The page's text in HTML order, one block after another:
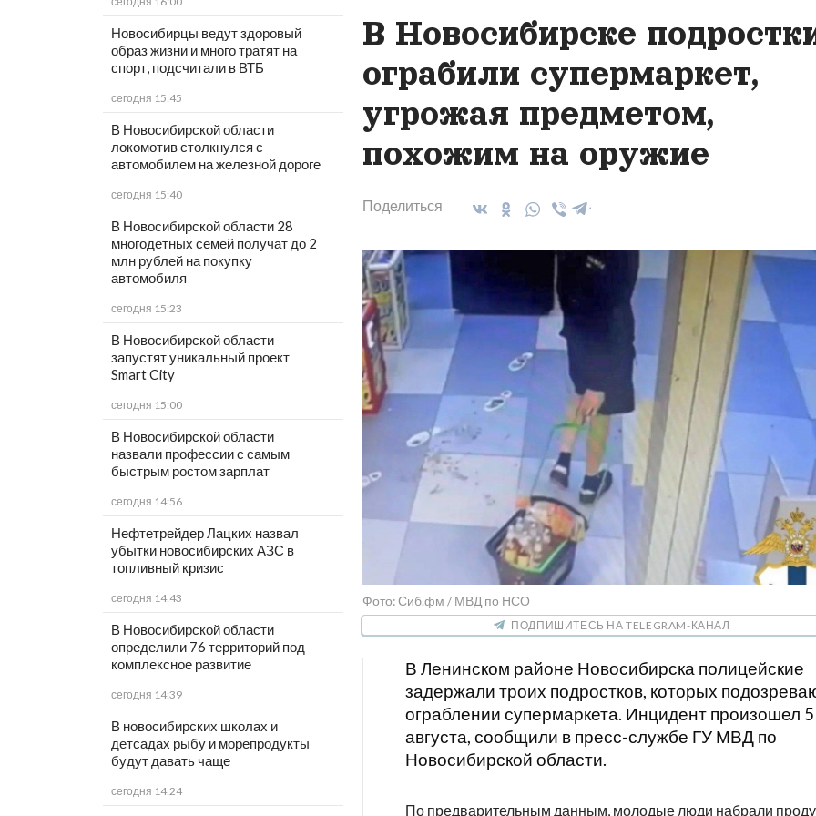
Новосибирцы ведут здоровый
образ жизни и много тратят на
спорт, подсчитали в ВТБ
сегодня 15:45
В Новосибирской области
локомотив столкнулся с
автомобилем на железной дороге
сегодня 15:40
В Новосибирской области 28
многодетных семей получат до 2
млн рублей на покупку
автомобиля
сегодня 15:23
В Новосибирской области
запустят уникальный проект
Smart City
сегодня 15:00
В Новосибирской области
назвали профессии с самым
быстрым ростом зарплат
сегодня 14:56
Нефтетрейдер Лацких назвал
убытки новосибирских АЗС в
топливный кризис
сегодня 14:43
В Новосибирской области
определили 76 территорий под
комплексное развитие
сегодня 14:39
В новосибирских школах и
детсадах рыбу и морепродукты
будут давать чаще
сегодня 14:24
В Новосибирске
ограбили супермаркет,
угрожая предметом,
похожим на оружие
Поделиться
Фото: Сиб.фм / МВД по НСО
ПОДПИШИТЕСЬ НА TELEGRAM-КАНАЛ
В Ленинском районе Новосибирска полицейские
задержали троих подростков, которых
ограблении супермаркета. Инцидент произошел 5
августа, сообщили в пресс-службе ГУ МВД по
Новосибирской области.
По предварительным данным, молодые люди набрали